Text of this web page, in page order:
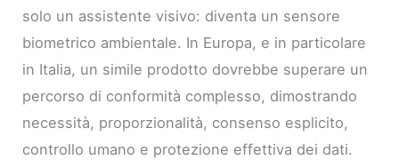
solo un assistente visivo: diventa un sensore
biometrico ambientale. In Europa, e in particolare
in Italia, un simile prodotto dovrebbe superare un
percorso di conformità complesso, dimostrando
necessità, proporzionalità, consenso esplicito,
controllo umano e protezione effettiva dei dati.